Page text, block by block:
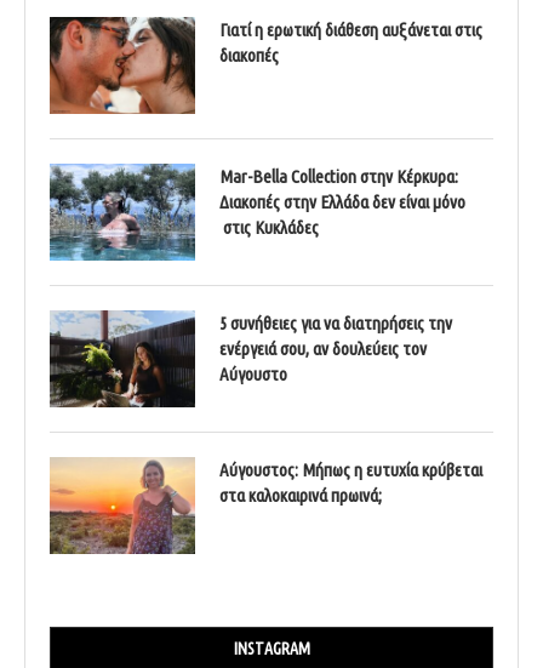
Γιατί η ερωτική διάθεση αυξάνεται στις
διακοπές
Mar-Bella Collection στην Κέρκυρα:
Διακοπές στην Ελλάδα δεν είναι μόνο
στις Κυκλάδες
5 συνήθειες για να διατηρήσεις την
ενέργειά σου, αν δουλεύεις τον
Αύγουστο
Αύγουστος: Μήπως η ευτυχία κρύβεται
στα καλοκαιρινά πρωινά;
INSTAGRAM